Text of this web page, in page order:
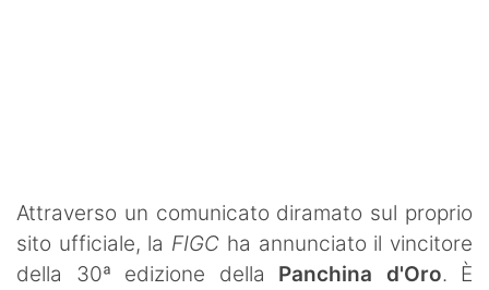
Attraverso un comunicato diramato sul proprio
sito ufficiale, la FIGC ha annunciato il vincitore
della 30ª edizione della Panchina d'Oro. È